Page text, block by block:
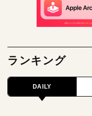
ランキング
DAILY